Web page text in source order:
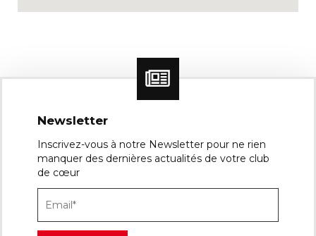
Newsletter
Inscrivez-vous à notre Newsletter pour ne rien
manquer des dernières actualités de votre club
de cœur